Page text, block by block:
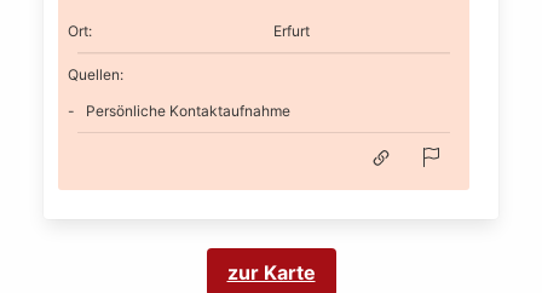
Ort: Erfurt
Quellen:
Persönliche Kontaktaufnahme
zur Karte